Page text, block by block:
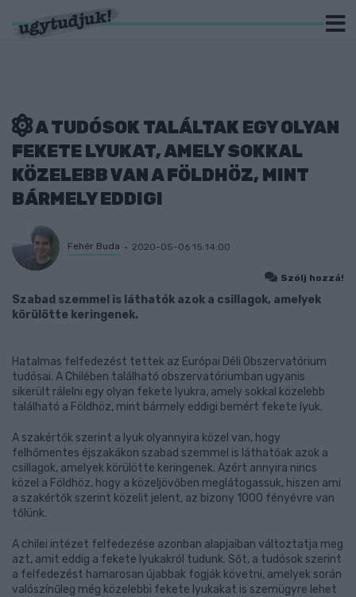
A TUDÓSOK TALÁLTAK EGY OLYAN
FEKETE LYUKAT, AMELY SOKKAL
KÖZELEBB VAN A FÖLDHÖZ, MINT
BÁRMELY EDDIGI
Fehér Buda 2020-05-06 15:14:00
Szólj hozzá!
Szabad szemmel is láthatók azok a csillagok, amelyek
körülötte keringenek.
Hatalmas felfedezést tettek az Európai Déli Obszervatórium
tudósai. A Chilében található obszervatóriumban ugyanis
sikerült rálelni egy olyan fekete lyukra, amely sokkal közelebb
található a Földhöz, mint bármely eddigi bemért fekete lyuk.
A szakértők szerint a lyuk olyannyira közel van, hogy
felhőmentes éjszakákon szabad szemmel is láthatóak azok a
csillagok, amelyek körülötte keringenek. Azért annyira nincs
közel a Földhöz, hogy a közeljövőben meglátogassuk, hiszen ami
a szakértők szerint közelit jelent, az bizony 1000 fényévre van
tőlünk.
A chilei intézet felfedezése azonban alapjaiban változtatja meg
azt, amit eddig a fekete lyukakról tudunk. Sőt, a tudósok szerint
a felfedezést hamarosan újabbak fogják követni, amelyek során
valószínűleg még közelebbi fekete lyukakat is szemügyre lehet